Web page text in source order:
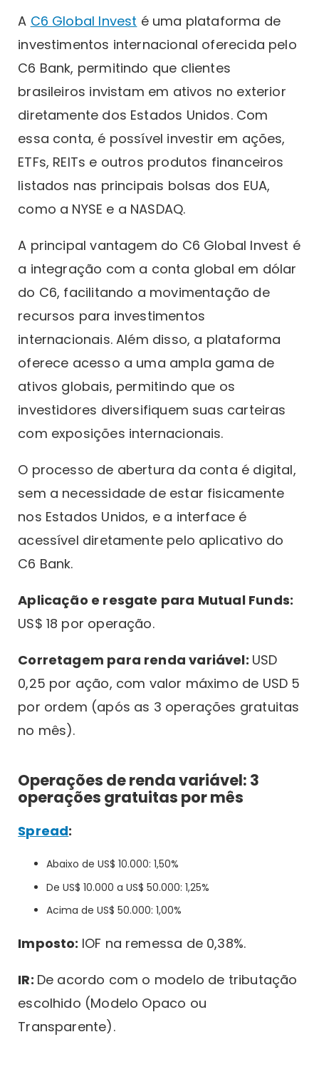
A C6 Global Invest é uma plataforma de
investimentos internacional oferecida pelo
C6 Bank, permitindo que clientes
brasileiros invistam em ativos no exterior
diretamente dos Estados Unidos. Com
essa conta, é possível investir em ações,
ETFs, REITs e outros produtos financeiros
listados nas principais bolsas dos EUA,
como a NYSE e a NASDAQ.
A principal vantagem do C6 Global Invest é
a integração com a conta global em dólar
do C6, facilitando a movimentação de
recursos para investimentos
internacionais. Além disso, a plataforma
oferece acesso a uma ampla gama de
ativos globais, permitindo que os
investidores diversifiquem suas carteiras
com exposições internacionais.
O processo de abertura da conta é digital,
sem a necessidade de estar fisicamente
nos Estados Unidos, e a interface é
acessível diretamente pelo aplicativo do
C6 Bank.
Aplicação e resgate para Mutual Funds:
US$ 18 por operação.
Corretagem para renda variável: USD
0,25 por ação, com valor máximo de USD 5
por ordem (após as 3 operações gratuitas
no mês).
Operações de renda variável: 3
operações gratuitas por mês
Spread:
Abaixo de US$ 10.000: 1,50%
De US$ 10.000 a US$ 50.000: 1,25%
Acima de US$ 50.000: 1,00%
Imposto: IOF na remessa de 0,38%.
IR: De acordo com o modelo de tributação
escolhido (Modelo Opaco ou
Transparente).